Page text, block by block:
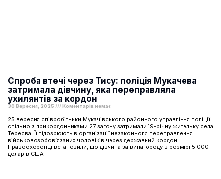
Спроба втечі через Тису: поліція Мукачева
затримала дівчину, яка переправляла
ухилянтів за кордон
30 Вересня, 2025 Коментарів немає
25 вересня співробітники Мукачівського районного управління поліції
спільно з прикордонниками 27 загону затримали 19-річну жительку села
Тересва. Її підозрюють в організації незаконного переправлення
військовозобов’язаних чоловіків через державний кордон.
Правоохоронці встановили, що дівчина за винагороду в розмірі 5 000
доларів США